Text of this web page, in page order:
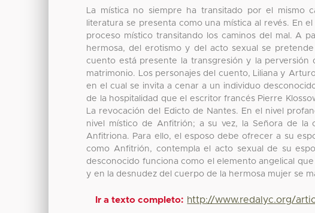
La mística no siempre ha transitado por el mismo
literatura se presenta como una mística al revés. En
proceso místico transitando los caminos del mal. A
hermosa, del erotismo y del acto sexual se
cuento está presente la transgresión y la perversión
matrimonio. Los personajes del cuento, Liliana y
en el cual se invita a cenar a un individuo
de la hospitalidad que el escritor francés Pierre
La revocación del Edicto de Nantes. En el nivel
nivel místico de Anfitrión; a su vez, la Señora de la
Anfitriona. Para ello, el esposo debe ofrecer a su
como Anfitrión, contempla el acto sexual de su
desconocido funciona como el elemento angelical
y en la desnudez del cuerpo de la hermosa mujer se
Ir a texto completo: http://www.redalyc.org/